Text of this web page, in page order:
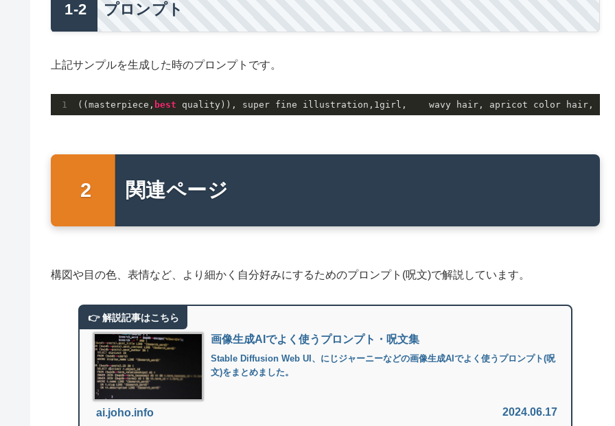
プロンプト
上記サンプルを生成した時のプロンプトです。
((masterpiece, best quality)), super fine illustration, 1 girl,    wavy hair, apricot color hair,
関連ページ
構図や目の色、表情など、より細かく自分好みにするためのプロンプト(呪文)で解説しています。
画像生成AIでよく使うプロンプト・呪文集
Stable Diffusion Web UI、にじジャーニーなどの画像生成AIでよく使うプロンプト(呪
文)をまとめました。
ai.joho.info 2024.06.17